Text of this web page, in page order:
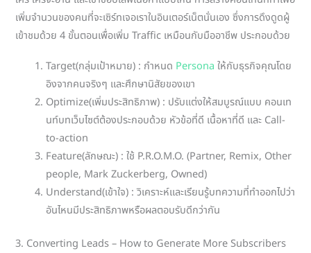
เพิ่มจำนวนของคนที่จะเซิร์ทเจอเราในอินเตอร์เน็ตนั่นเอง ซึ่งการดึงดูดผู้
เข้าชมด้วย 4 ขั้นตอนเพื่อเพิ่ม Traffic เหมือนกับมืออาชีพ ประกอบด้วย
Target(กลุ่มเป้าหมาย) : กำหนด Persona ให้กับธุรกิจคุณโดย
อิงจากคนจริงๆ และศึกษานิสัยของเขา
Optimize(เพิ่มประสิทธิภาพ) : ปรับแต่งให้สมบูรณ์แบบ คอนเท
นท์บทเว็บไซต์ต้องประกอบด้วย หัวข้อที่ดี เนื้อหาที่ดี และ Call-
to-action
Feature(ลักษณะ) : ใช้ P.R.O.M.O. (Partner, Remix, Other
people, Mark Zuckerberg, Owned)
Understand(เข้าใจ) : วิเคราะห์และเรียนรู้บทความที่ทำออกไปว่า
อันไหนมีประสิทธิภาพหรือผลตอบรับดีกว่ากัน
3. Converting Leads – How to Generate More Subscribers